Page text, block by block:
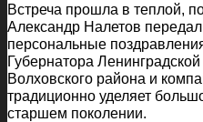
Встреча прошла в теплой,
Александр Налетов
персональные
Губернатора
Волховского района и
традиционно уделяет
старшем поколении.